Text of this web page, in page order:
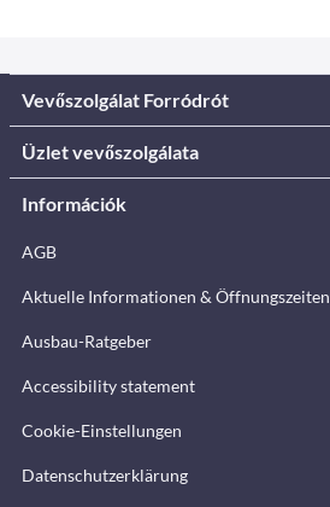
Vevőszolgálat Forródrót
Üzlet vevőszolgálata
Információk
AGB
Aktuelle Informationen & Öffnungszeiten
Ausbau-Ratgeber
Accessibility statement
Cookie-Einstellungen
Datenschutzerklärung